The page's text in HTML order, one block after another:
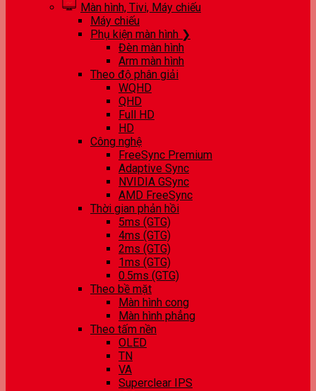
Màn hình, Tivi, Máy chiếu
Máy chiếu
Phụ kiện màn hình ❯
Đèn màn hình
Arm màn hình
Theo độ phân giải
WQHD
QHD
Full HD
HD
Công nghệ
FreeSync Premium
Adaptive Sync
NVIDIA GSync
AMD FreeSync
Thời gian phản hồi
5ms (GTG)
4ms (GTG)
2ms (GTG)
1ms (GTG)
0.5ms (GTG)
Theo bề mặt
Màn hình cong
Màn hình phẳng
Theo tấm nền
OLED
TN
VA
Superclear IPS